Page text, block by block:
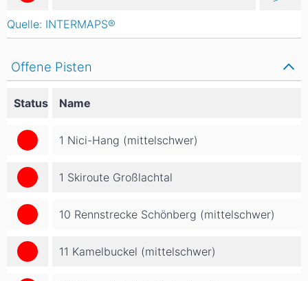
Offene Pisten
Status Name
1 Nici-Hang (mittelschwer)
1 Skiroute Großlachtal
10 Rennstrecke Schönberg (mittelschwer)
11 Kamelbuckel (mittelschwer)
Quelle: INTERMAPS®